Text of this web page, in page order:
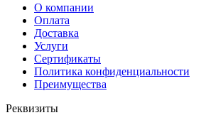
О компании
Оплата
Доставка
Услуги
Сертификаты
Политика конфиденциальности
Преимущества
Реквизиты